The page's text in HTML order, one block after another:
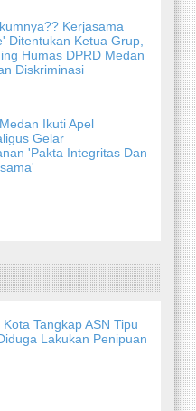
Kerjasama
Ditentukan Ketua Grup,
Humas DPRD Medan
Diskriminasi
Ikuti Apel
Gelar
'Pakta Integritas Dan
Tangkap ASN Tipu
Lakukan Penipuan